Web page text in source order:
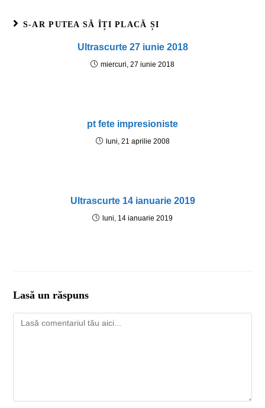
S-AR PUTEA SĂ ÎȚI PLACĂ ȘI
Ultrascurte 27 iunie 2018
miercuri, 27 iunie 2018
pt fete impresioniste
luni, 21 aprilie 2008
Ultrascurte 14 ianuarie 2019
luni, 14 ianuarie 2019
Lasă un răspuns